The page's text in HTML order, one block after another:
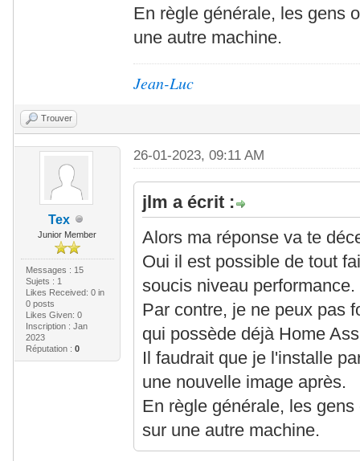
En règle générale, les gens
une autre machine.
Jean-Luc
Trouver
Tex
Junior Member
Messages : 15
Sujets : 1
Likes Received: 0in
0 posts
Likes Given: 0
Inscription : Jan
2023
Réputation : 0
26-01-2023, 09:11 AM
jlm a écrit :
Alors ma réponse va te
Oui il est possible de tout
soucis niveau performance.
Par contre, je ne peux pas
qui possède déjà Home
Il faudrait que je l'installe
une nouvelle image après.
En règle générale, les
sur une autre machine.